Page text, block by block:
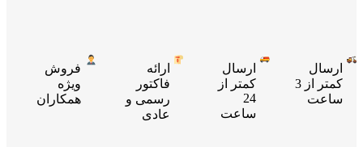
ارسال
کمتر از 3
ساعت
ارسال
کمتر از
24
ساعت
ارائه
فاکتور
رسمی و
عادی
فروش
ویژه
همکاران